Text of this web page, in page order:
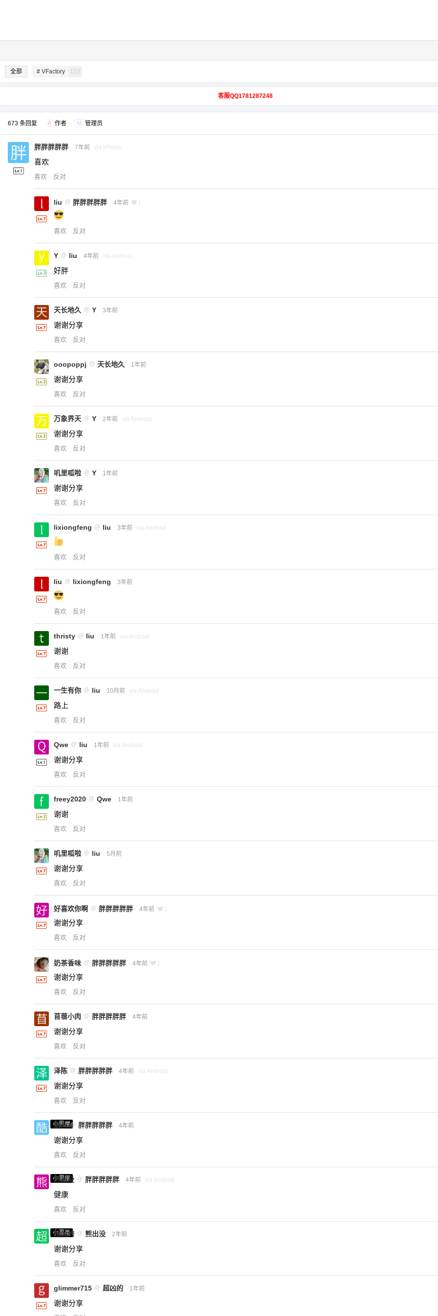
全部 # VFactory 123
扫描二维码继续阅读
客服QQ1781287248
673 条回复 A 作者 M 管理员
胖胖胖胖胖 7年前 via iPhone
喜欢
喜欢 反对
liu @ 胖胖胖胖胖 4年前 1
喜欢 反对
Y @ liu 4年前 via Android
好胖
喜欢 反对
天长地久 @ Y 3年前
谢谢分享
喜欢 反对
ooopoppj @ 天长地久 1年前
谢谢分享
喜欢 反对
万象界天 @ Y 2年前 via Android
谢谢分享
喜欢 反对
叽里呱啦 @ Y 1年前
谢谢分享
喜欢 反对
lixiongfeng @ liu 3年前 via Android
喜欢 反对
liu @ lixiongfeng 3年前
喜欢 反对
thristy @ liu 1年前 via Android
谢谢
喜欢 反对
一生有你 @ liu 10月前 via Android
路上
喜欢 反对
Qwe @ liu 1年前 via Android
谢谢分享
喜欢 反对
freey2020 @ Qwe 1年前
谢谢
喜欢 反对
叽里呱啦 @ liu 5月前
谢谢分享
喜欢 反对
好喜欢你啊 @ 胖胖胖胖胖 4年前 1
谢谢分享
喜欢 反对
奶茶香味 @ 胖胖胖胖胖 4年前 1
谢谢分享
喜欢 反对
苜蓿小肉 @ 胖胖胖胖胖 4年前
谢谢分享
喜欢 反对
泽陈 @ 胖胖胖胖胖 4年前 via Android
谢谢分享
喜欢 反对
小黑屋
酷乐 @ 胖胖胖胖胖 4年前
谢谢分享
喜欢 反对
小黑屋
熊出没 @ 胖胖胖胖胖 4年前 via Android
健康
喜欢 反对
小黑屋
超凶的 @ 熊出没 2年前
谢谢分享
喜欢 反对
glimmer715 @ 超凶的 1年前
谢谢分享